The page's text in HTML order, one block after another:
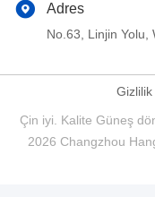
Adres
No.63, Linjin Yolu,
Gizlilik
Çin iyi. Kalite Güneş
2026 Changzhou